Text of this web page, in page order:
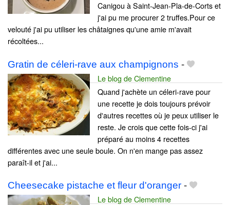
Canigou à Saint-Jean-Pla-de-Corts et
j'ai pu me procurer 2 truffes.Pour ce
velouté j'ai pu utiliser les châtaignes qu'une amie m'avait
récoltées...
Gratin de céleri-rave aux champignons -
Le blog de Clementine
Quand j'achète un céleri-rave pour
une recette je dois toujours prévoir
d'autres recettes où je peux utiliser le
reste. Je crois que cette fois-ci j'ai
préparé au moins 4 recettes
différentes avec une seule boule. On n'en mange pas assez
paraît-il et j'ai...
Cheesecake pistache et fleur d'oranger -
Le blog de Clementine